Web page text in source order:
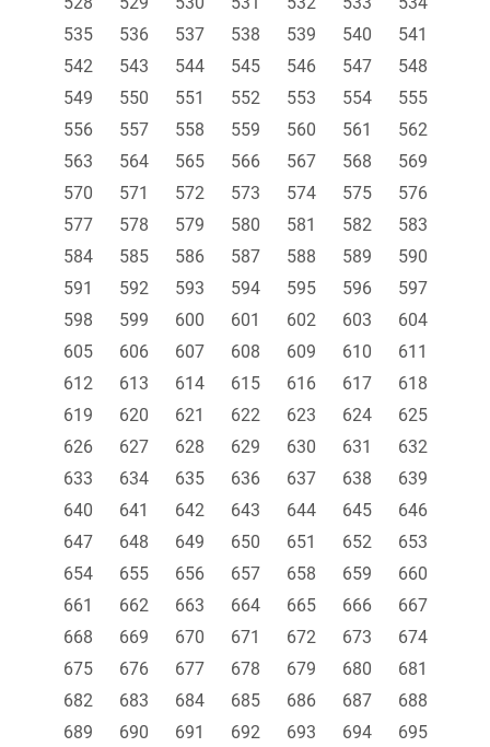
535
536 537 538 539 540
541
542
543 544 545 546 547
548
549
550 551 552 553 554
555
556
557 558 559 560 561
562
563
564 565 566 567 568
569
570
571 572 573 574 575
576
577
578 579 580 581 582
583
584
585 586 587 588 589
590
591
592 593 594 595 596
597
598
599 600 601 602 603
604
605
606 607 608 609 610
611
612
613 614 615 616 617
618
619
620 621 622 623 624
625
626
627 628 629 630 631
632
633
634 635 636 637 638
639
640
641 642 643 644 645
646
647
648 649 650 651 652
653
654
655 656 657 658 659
660
661
662 663 664 665 666
667
668
669 670 671 672 673
674
675
676 677 678 679 680
681
682
683 684 685 686 687
688
689
690 691 692 693 694
695